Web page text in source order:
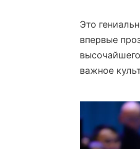
Это
впервые
важное